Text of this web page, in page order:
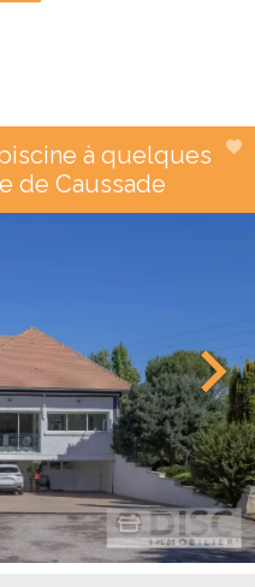
à quelques
de Caussade